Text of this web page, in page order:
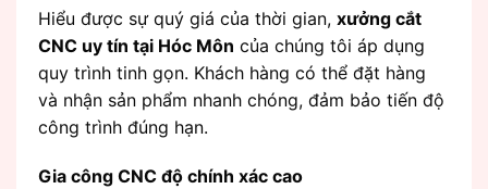
Hiểu được sự quý giá của thời gian, xưởng cắt
CNC uy tín tại Hóc Môn của chúng tôi áp dụng
quy trình tinh gọn. Khách hàng có thể đặt hàng
và nhận sản phẩm nhanh chóng, đảm bảo tiến độ
công trình đúng hạn.
Gia công CNC độ chính xác cao